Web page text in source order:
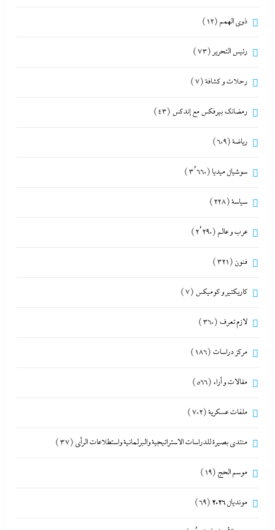
ذوى الهمم (12)
رئيس التحرير (73)
رحلات و كشافة(7)
رمضانك بيرفكس مع إندكس (43)
رياضة(609)
سوشيال ميديا (3٬660)
سياسة(228)
عرب و عالم (2٬290)
فنون (321)
كاريكتير و كوميكس (7)
لازم تعرف (360)
مركز دراسات (186)
مقالات و أراء (566)
ملفات عسكرية(702)
منتدى بصيرة للدراسات الاستراتيجية والبرلمانية واستطلاعات الرأى (37)
موسم الحج (19)
مونديال 2026 (69)